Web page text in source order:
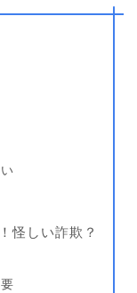
怪しい詐欺？